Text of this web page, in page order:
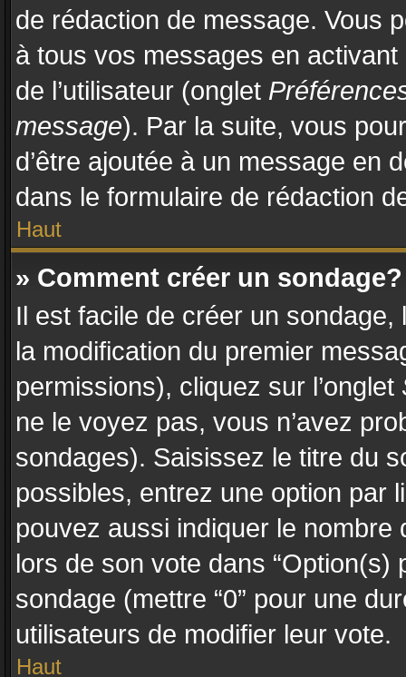
de rédaction de message. Vous
à tous vos messages en
de l’utilisateur (onglet
message). Par la suite, vous
d’être ajoutée à un message en
dans le formulaire de rédaction
Haut
» Comment créer un sondage?
Il est facile de créer un sondage,
la modification du premier
permissions), cliquez sur l’onglet
ne le voyez pas, vous n’avez
sondages). Saisissez le titre du
possibles, entrez une option par
pouvez aussi indiquer le nombre
lors de son vote dans “Option(s)
sondage (mettre “0” pour une
utilisateurs de modifier leur vote.
Haut